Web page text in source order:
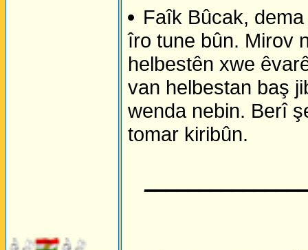
Faîk Bûcak,
îro tune bûn. Mirov
helbestên xwe
van helbestan baş
wenda nebin. Berî
tomar kiribûn.